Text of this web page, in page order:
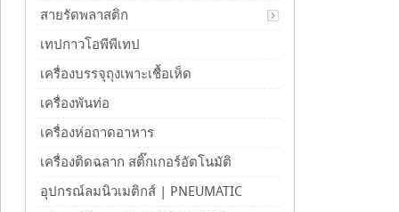
สายรัดพลาสติก
เทปกาวโอพีพีเทป
เครื่องบรรจุถุงเพาะเชื้อเห็ด
เครื่องพันท่อ
เครื่องห่อถาดอาหาร
เครื่องติดฉลาก สติ๊กเกอร์อัตโนมัติ
อุปกรณ์ลมนิวเมติกส์ | PNEUMATIC